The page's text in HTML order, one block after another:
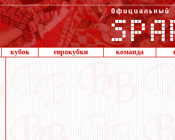
кубок еврокубки команда